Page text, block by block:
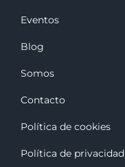
Eventos
Blog
Somos
Contacto
Política de cookies
Política de privacidad